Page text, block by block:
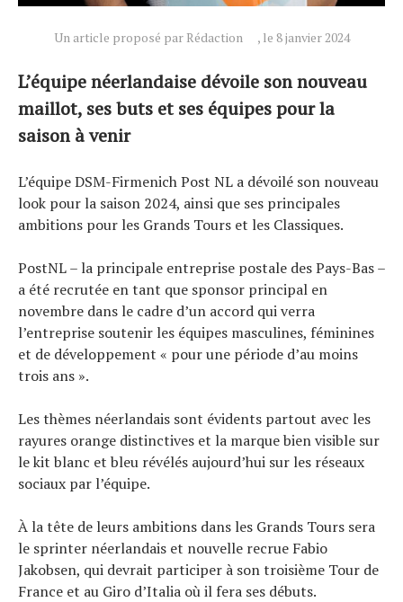
Un article proposé par Rédaction , le 8 janvier 2024
L’équipe néerlandaise dévoile son nouveau
maillot, ses buts et ses équipes pour la
saison à venir
L’équipe DSM-Firmenich Post NL a dévoilé son nouveau
look pour la saison 2024, ainsi que ses principales
ambitions pour les Grands Tours et les Classiques.
PostNL – la principale entreprise postale des Pays-Bas –
a été recrutée en tant que sponsor principal en
novembre dans le cadre d’un accord qui verra
l’entreprise soutenir les équipes masculines, féminines
et de développement « pour une période d’au moins
trois ans ».
Les thèmes néerlandais sont évidents partout avec les
rayures orange distinctives et la marque bien visible sur
le kit blanc et bleu révélés aujourd’hui sur les réseaux
sociaux par l’équipe.
À la tête de leurs ambitions dans les Grands Tours sera
le sprinter néerlandais et nouvelle recrue Fabio
Jakobsen, qui devrait participer à son troisième Tour de
France et au Giro d’Italia où il fera ses débuts.
Actualités
Technologies
Tests de produits
Conseils
Tendances
Tous nos articles
À propos